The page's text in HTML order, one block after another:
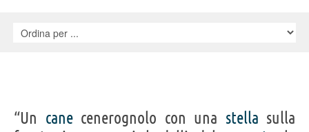
“Un canecenerognolo con una stella sulla